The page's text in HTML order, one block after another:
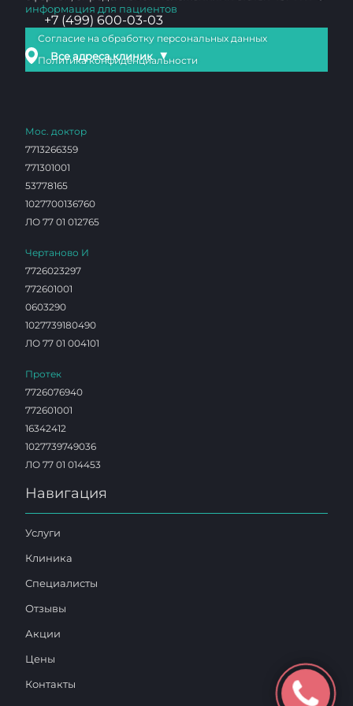
+7 (499) 600-03-03
Все адреса клиник ▼
информация для пациентов
Согласие на обработку персональных данных
Политика конфиденциальности
Мос. доктор
7713266359
771301001
53778165
1027700136760
ЛО 77 01 012765
Чертаново И
7726023297
772601001
0603290
1027739180490
ЛО 77 01 004101
Протек
7726076940
772601001
16342412
1027739749036
ЛО 77 01 014453
Навигация
Услуги
Клиника
Специалисты
Отзывы
Акции
Цены
Контакты